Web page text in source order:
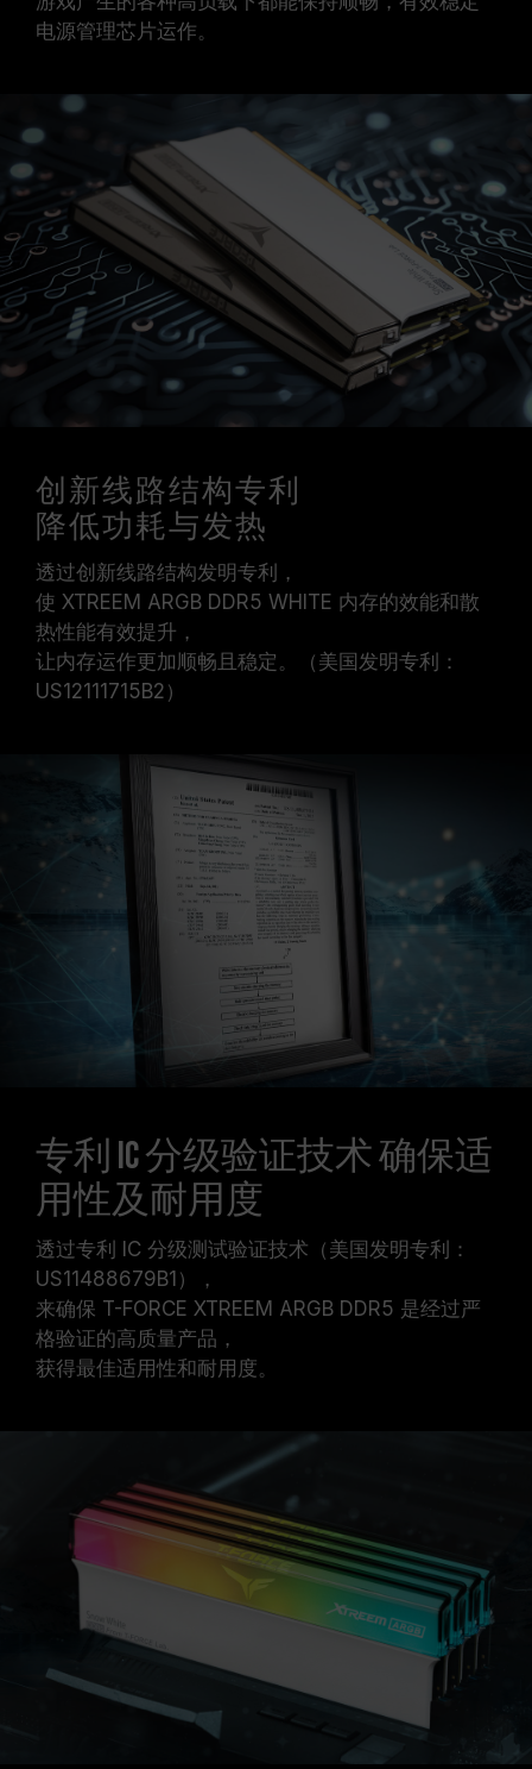
电源管理芯片运作。
创新线路结构专利
降低功耗与发热
透过创新线路结构发明专利，
使 XTREEM ARGB DDR5 WHITE 内存的效能和散
热性能有效提升，
让内存运作更加顺畅且稳定。（美国发明专利：
US12111715B2）
专利 IC 分级验证技术 确保适
用性及耐用度
透过专利 IC 分级测试验证技术（美国发明专利：
US11488679B1），
来确保 T-FORCE XTREEM ARGB DDR5 是经过严
格验证的高质量产品，
获得最佳适用性和耐用度。